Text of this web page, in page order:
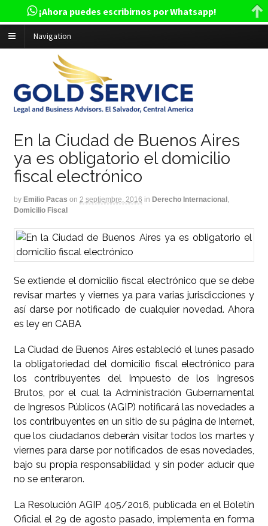
Navigation
En la Ciudad de Buenos Aires
ya es obligatorio el domicilio
fiscal electrónico
by Emilio Pacas on 2 septiembre, 2016 in Derecho Internacional,
Domicilio Fiscal
Se extiende el domicilio fiscal electrónico que se debe
revisar martes y viernes ya para varias jurisdicciones y
así darse por notificado de cualquier novedad. Ahora
es ley en CABA
La Ciudad de Buenos Aires estableció el lunes pasado
la obligatoriedad del domicilio fiscal electrónico para
los contribuyentes del Impuesto de los Ingresos
Brutos, por el cual la Administración Gubernamental
de Ingresos Públicos (AGIP) notificará las novedades a
los contribuyentes en un sitio de su página de Internet,
que los ciudadanos deberán visitar todos los martes y
viernes para darse por notificados de esas novedades,
bajo su propia responsabilidad y sin poder aducir que
no se enteraron.
La Resolución AGIP 405/2016, publicada en el Boletín
Oficial el 29 de agosto pasado, implementa en forma
¡Ahora puedes escribirnos por Whatsapp!